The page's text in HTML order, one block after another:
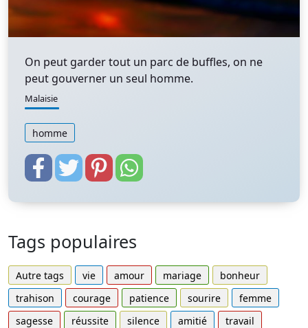
On peut garder tout un parc de buffles, on ne
peut gouverner un seul homme.
Malaisie
homme
Tags populaires
Autre tags vie amour mariage
bonheur
trahison
courage patience sourire
femme
sagesse
réussite silence amitié
travail